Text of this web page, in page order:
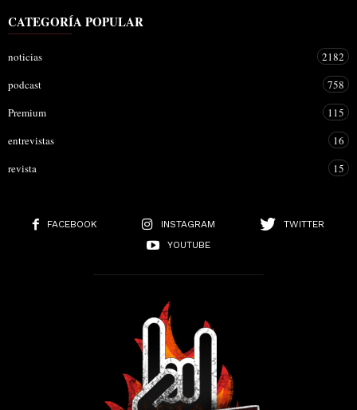
CATEGORÍA POPULAR
noticias
2182
podcast
758
Premium
115
entrevistas
16
revista
15
FACEBOOK INSTAGRAM
TWITTER
YOUTUBE